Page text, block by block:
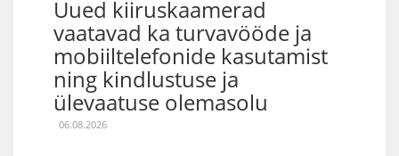
Uued kiiruskaamerad
vaatavad ka turvavööde ja
mobiiltelefonide kasutamist
ning kindlustuse ja
ülevaatuse olemasolu
06.08.2026